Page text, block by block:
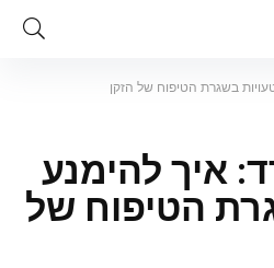
בשגרת הטיפוח של הזקן
איך להימנע
הטיפוח של